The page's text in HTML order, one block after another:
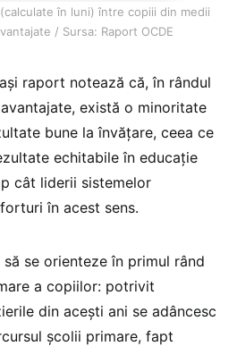
în luni) între copiii din medii
/ Sursa: Raport OCDE
raport notează că, în rândul
există o minoritate
bune la învățare, ceea ce
echitabile în educație
cât liderii sistemelor
în acest sens.
se orienteze în primul rând
a copiilor: potrivit
din acești ani se adâncesc
școlii primare, fapt